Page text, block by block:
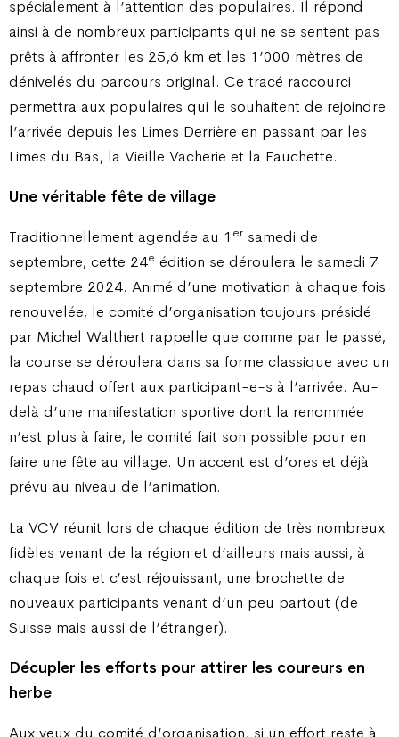
spécialement à l’attention des populaires. Il répond
ainsi à de nombreux participants qui ne se sentent pas
prêts à affronter les 25,6 km et les 1’000 mètres de
dénivelés du parcours original. Ce tracé raccourci
permettra aux populaires qui le souhaitent de rejoindre
l’arrivée depuis les Limes Derrière en passant par les
Limes du Bas, la Vieille Vacherie et la Fauchette.
Une véritable fête de village
Traditionnellement agendée au 1 er samedi de
septembre, cette 24e édition se déroulera le samedi 7
septembre 2024. Animé d’une motivation à chaque fois
renouvelée, le comité d’organisation toujours présidé
par Michel Walthert rappelle que comme par le passé,
la course se déroulera dans sa forme classique avec un
repas chaud offert aux participant-e-s à l’arrivée. Au-
delà d’une manifestation sportive dont la renommée
n’est plus à faire, le comité fait son possible pour en
faire une fête au village. Un accent est d’ores et déjà
prévu au niveau de l’animation.
La VCV réunit lors de chaque édition de très nombreux
fidèles venant de la région et d’ailleurs mais aussi, à
chaque fois et c’est réjouissant, une brochette de
nouveaux participants venant d’un peu partout (de
Suisse mais aussi de l’étranger).
Décupler les efforts pour attirer les coureurs en
herbe
Aux yeux du comité d’organisation, si un effort reste à